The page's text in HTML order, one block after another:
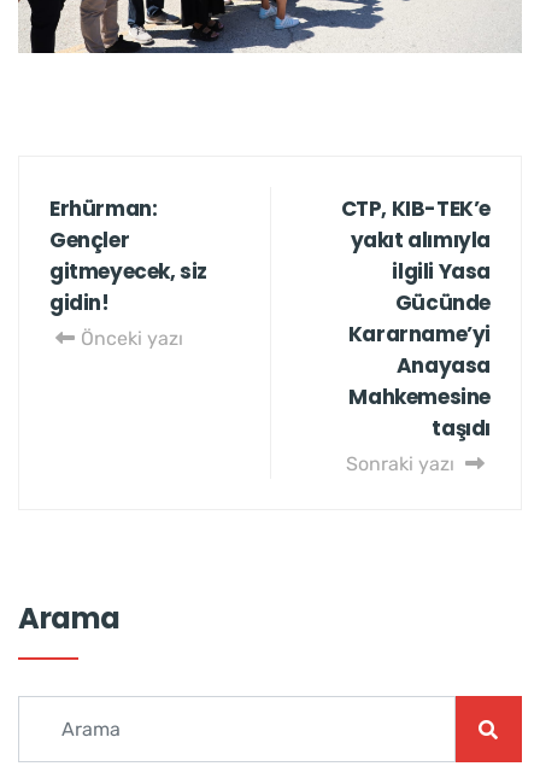
Erhürman:
Gençler
gitmeyecek, siz
gidin!
Önceki yazı
CTP, KIB-TEK’e
yakıt alımıyla
ilgili Yasa
Gücünde
Kararname’yi
Anayasa
Mahkemesine
taşıdı
Sonraki yazı
Arama